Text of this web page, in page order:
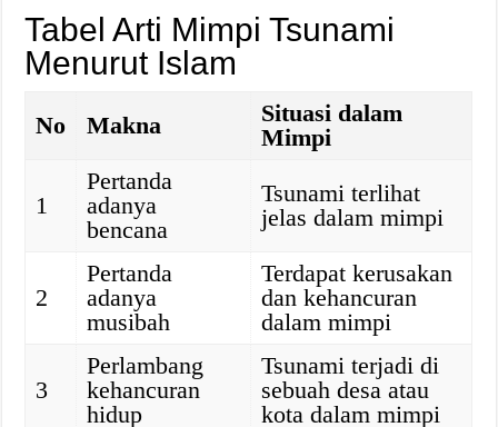
Tabel Arti Mimpi Tsunami
Menurut Islam
No Makna
Situasi dalam
Mimpi
1
Pertanda
adanya
bencana
Tsunami terlihat
jelas dalam mimpi
2
Pertanda
adanya
musibah
Terdapat kerusakan
dan kehancuran
dalam mimpi
3
Perlambang
kehancuran
hidup
Tsunami terjadi di
sebuah desa atau
kota dalam mimpi